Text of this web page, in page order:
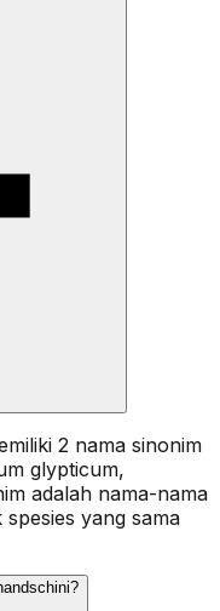
2 nama sinonim
glypticum,
adalah nama-nama
yang sama